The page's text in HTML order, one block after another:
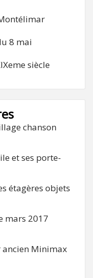
8 mai
siècle
chanson
et ses porte-
étagères objets
mars 2017
ancien Minimax